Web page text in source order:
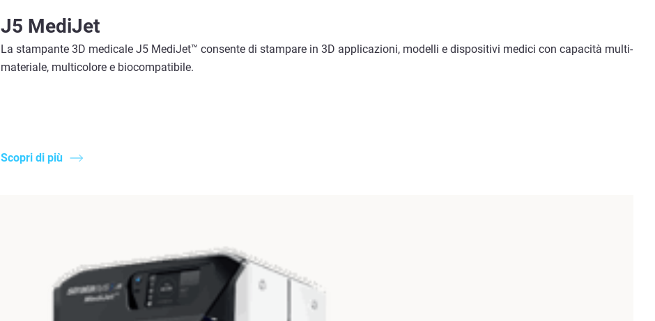
J5 MediJet
La stampante 3D medicale J5 MediJet™ consente di stampare in 3D applicazioni, modelli e dispositivi medici con capacità multi-
materiale, multicolore e biocompatibile.
Scopri di più